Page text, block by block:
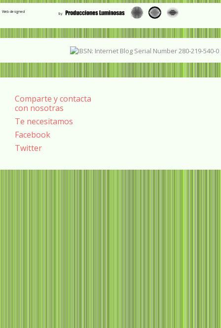
Web designed
Comparte y contacta
con nosotras
Te necesitamos
Facebook
Twitter